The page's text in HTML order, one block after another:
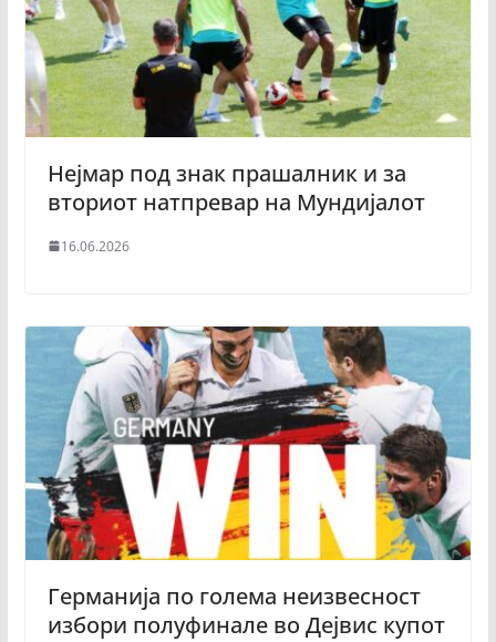
Нејмар под знак прашалник и за
вториот натпревар на Мундијалот
16.06.2026
Германија по голема неизвесност
избори полуфинале во Дејвис купот